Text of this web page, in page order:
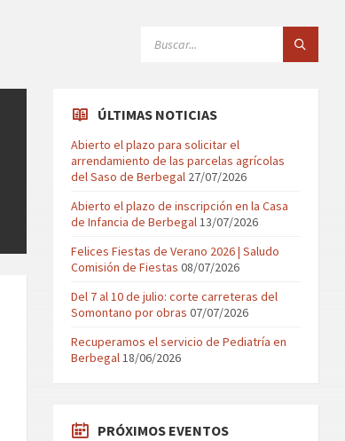
ÚLTIMAS NOTICIAS
Abierto el plazo para solicitar el
arrendamiento de las parcelas agrícolas
del Saso de Berbegal 27/07/2026
Abierto el plazo de inscripción en la Casa
de Infancia de Berbegal13/07/2026
Felices Fiestas de Verano 2026 | Saludo
Comisión de Fiestas 08/07/2026
Del 7 al 10 de julio: corte carreteras del
Somontano por obras 07/07/2026
Recuperamos el servicio de Pediatría en
Berbegal18/06/2026
PRÓXIMOS EVENTOS